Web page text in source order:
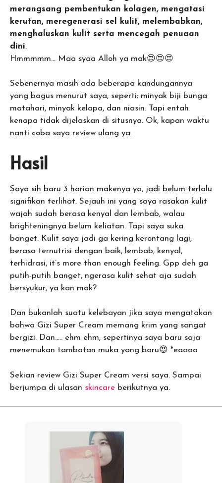
merangsang pembentukan kolagen, mengatasi
kerutan, meregenerasi sel kulit, melembabkan,
menghaluskan kulit serta mencegah penuaan
dini.
Hmmmmm… Maa syaa Alloh ya mak😍😍😍
Sebenernya masih ada beberapa kandungannya
yang bagus menurut saya, seperti; minyak biji bunga
matahari, minyak kelapa, dan niasin. Tapi entah
kenapa tidak dijelaskan di situsnya. Ok, kapan waktu
nanti coba saya review ulang ya.
Hasil
Saya sih baru 3 harian makenya ya, jadi belum terlalu
signifikan terlihat. Sejauh ini yang saya rasakan kulit
wajah sudah berasa kenyal dan lembab, walau
brighteningnya belum keliatan. Tapi saya suka
banget. Kulit saya jadi ga kering kerontang lagi,
berasa ternutrisi dengan baik, lembab, kenyal,
terhidrasi, it’s more than enough feeling. Gpp deh ga
putih-putih banget, ngerasa kulit sehat aja sudah
bersyukur, ya kan mak?
Dan bukanlah suatu kelebayan jika saya mengatakan
bahwa Gizi Super Cream memang krim yang sangat
bergizi. Dan….. ehm ehm, sepertinya saya baru saja
menemukan tambatan muka yang baru😍 *eaaaa
Sekian review Gizi Super Cream versi saya. Sampai
berjumpa di ulasan skincare berikutnya ya.